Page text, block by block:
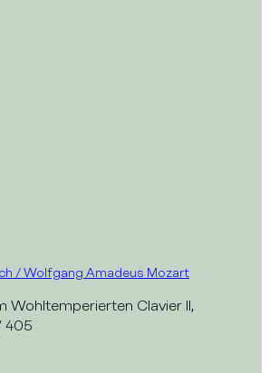
/ Wolfgang Amadeus Mozart
Wohltemperierten Clavier II,
405